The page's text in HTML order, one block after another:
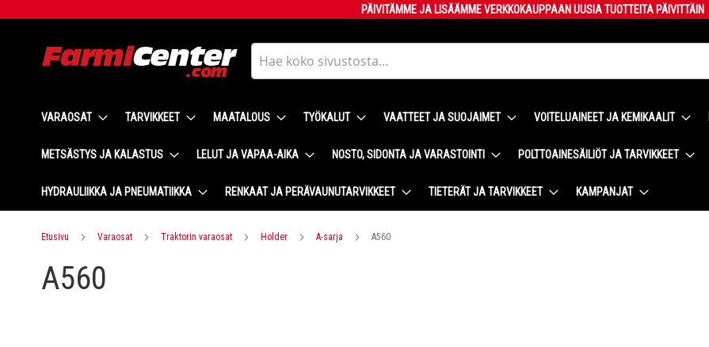
to
PÄIVITÄMME JA LISÄÄMME VERKKOKAUPPAAN UUSIA TUOTTEITA PÄIVITTÄIN
VARAOSAT TARVIKKEET MAATALOUS TYÖKALUT VAATTEET JA SUOJAIMET VOITELUAINEET JA KEMIKAALIT
METSÄSTYS JA KALASTUS LELUT JA VAPAA-AIKA NOSTO, SIDONTA JA VARASTOINTI POLTTOAINESÄILIÖT JA TARVIKKEET
HYDRAULIIKKA JA PNEUMATIIKKA RENKAAT JA PERÄVAUNUTARVIKKEET TIETERÄT JA TARVIKKEET KAMPANJAT
Etusivu Varaosat Traktorin varaosat Holder A-sarja A560
A560